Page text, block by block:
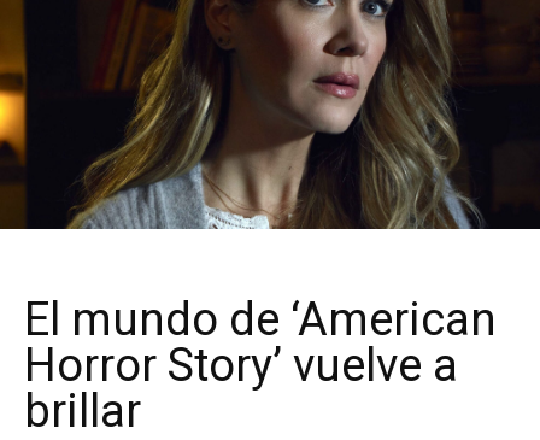
El mundo de ‘American
Horror Story’ vuelve a
brillar